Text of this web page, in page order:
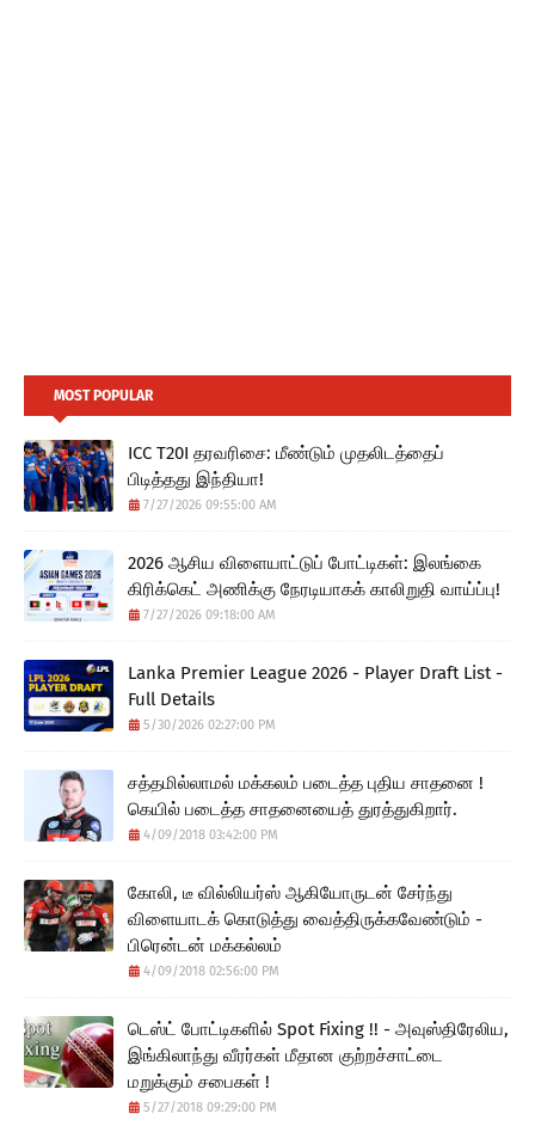
MOST POPULAR
ICC T20I தரவரிசை: மீண்டும் முதலிடத்தைப்
பிடித்தது இந்தியா!
7/27/2026 09:55:00 AM
2026 ஆசிய விளையாட்டுப் போட்டிகள்: இலங்கை
கிரிக்கெட் அணிக்கு நேரடியாகக் காலிறுதி வாய்ப்பு!
7/27/2026 09:18:00 AM
Lanka Premier League 2026 - Player Draft List -
Full Details
5/30/2026 02:27:00 PM
சத்தமில்லாமல் மக்கலம் படைத்த புதிய சாதனை !
கெயில் படைத்த சாதனையைத் துரத்துகிறார்.
4/09/2018 03:42:00 PM
கோலி, டீ வில்லியர்ஸ் ஆகியோருடன் சேர்ந்து
விளையாடக் கொடுத்து வைத்திருக்கவேண்டும் -
பிரென்டன் மக்கல்லம்
4/09/2018 02:56:00 PM
டெஸ்ட் போட்டிகளில் Spot Fixing !! - அவுஸ்திரேலிய,
இங்கிலாந்து வீரர்கள் மீதான குற்றச்சாட்டை
மறுக்கும் சபைகள் !
5/27/2018 09:29:00 PM